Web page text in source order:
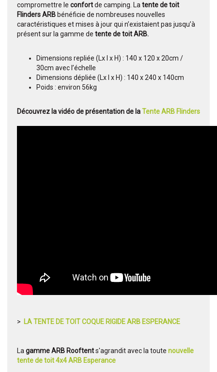
compromettre le confortde camping. Latente de toit
Flinders ARB bénéficie de nombreuses nouvelles
caractéristiques et mises à jour qui n’existaient pas jusqu’à
présent sur la gamme de tente de toit ARB.
Dimensions repliée (Lx l x H) : 140 x 120 x 20cm /
30cm avec l’échelle
Dimensions dépliée (Lx l x H) : 140 x 240 x 140cm
Poids : environ 56kg
Découvrez la vidéo de présentation de laTente ARB Flinders
> LA TENTE DE TOIT COQUE RIGIDE ARB ESPERANCE
Lagamme ARB Rooftents'agrandit avec la toute nouvelle
tente de toit 4x4 ARB Esperance